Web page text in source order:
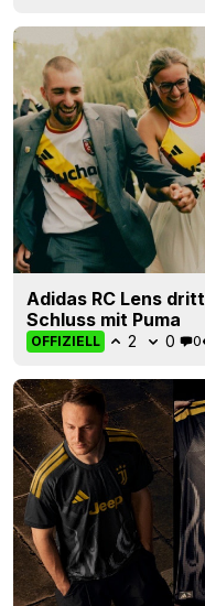
Adidas RC Lens
Schluss mit Puma
OFFIZIELL 2 0 0